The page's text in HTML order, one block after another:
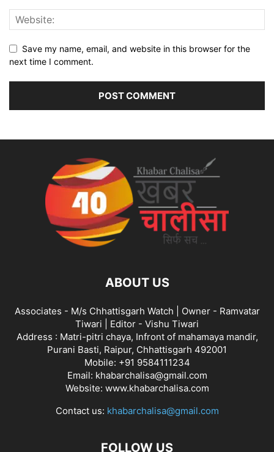
Save my name, email, and website in this browser for the
next time I comment.
ABOUT US
Associates - M/s Chhattisgarh Watch | Owner - Ramvatar
Tiwari | Editor - Vishu Tiwari
Address : Matri-pitri chaya, Infront of mahamaya mandir,
Purani Basti, Raipur, Chhattisgarh 492001
Mobile: +91 9584111234
Email: khabarchalisa@gmail.com
Website: www.khabarchalisa.com
Contact us: khabarchalisa@gmail.com
FOLLOW US